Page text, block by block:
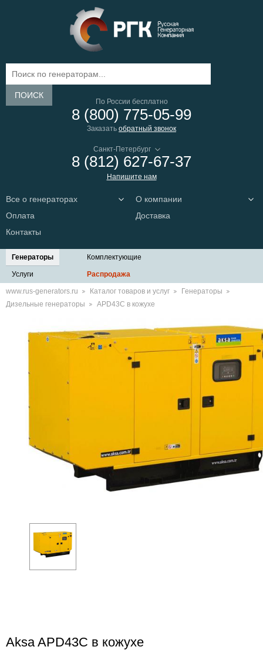
ПОИСК
По России бесплатно
8 (800) 775-05-99
Заказать обратный звонок
8 (812) 627-67-37
Напишите нам
Все о генераторах
О компании
Оплата
Доставка
Контакты
Генераторы Комплектующие
Услуги Распродажа
www.rus-generators.ru Каталог товаров и услуг
Генераторы
Дизельные генераторы
APD43C в кожухе
Aksa APD43C в кожухе